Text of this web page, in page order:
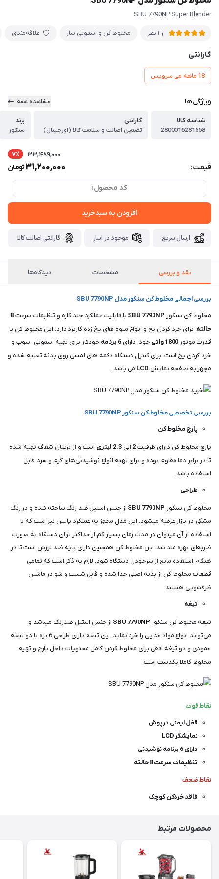
SBU 7790NP Super Blender
از 1 نظر مخلوط کن و اسموتی ساز علاقه‌مندی
گارانتی
18 ماهه می سرویس
ویژگی‌ها مشاهده همه
شناسه کالا
2800016281558
گارانتی
تضمین اصالت و سلامت کالا (اورجینال)
برند
سنکور
قیمت:
33,489,000 7٪
31,200,000تومان
کد محصول:
افزودن به سبدخرید
ارسال سریع موجود در انبار گارانتی اصالت کالا
نقد و بررسی مشخصات دیدگاه‌ها
بررسی اجمالی مخلوط کن سنکور مدل SBU 7790NP
مخلوط کن سنکور
SBU 7790NP با قابلیت عملکرد چند کاره و تنظیمات سرعت8
حالته، برای خرد کردن یخ و انواع میوه های یخ زده کاربرد دارد. این مخلوط کن با
قدرت موتور 1800واتی خود، دارای 6 برنامه خودکار برای تهیه اسموتی، سوپ و
خرد کردن یخ است. برای کنترل دستگاه دکمه های لمسی روی بدنه تعبیه شده و
مجهز به صفحه نمایش LCD می باشد.
بررسی تخصصی مخلوط کن سنکور SBU 7790NP
پارچ مخلوط کن
پارچ مخلوط کن دارای ظرفیت2 الی 2.3 لیتری است و از تریتان شفاف تهیه شده
تا در برابر دما مقاوم بوده و برای تهیه انواع نوشیدنی‌های گرم و سرد قابل
استفاده باشد.
طراحی
مخلوط کن سنکور SBU 7790NP
از جنس استیل ضد زنگ ساخته شده و در رنگ
مشکی در بازار عرضه میشود. این مدل مجهز به عملکرد پالس نیز است که با
استفاده از آن میتوان در مدت زمان بسیار کم از حداکثر توان دستگاه به صورت
ضربه‌ای بهره مند شد. این مخلوط کن همچنین دارای پایه ضد لرزش است تا در
هنگام استفاده مانع از سرخودن دستگاه شود. لازم به ذکر است که تمامی
قطعات مخلوط کن از بدنه اصلی جدا شده و قابل شست و شو در ماشین
ظرفشویی هستند.
تیغه
تیغه مخلوط کن سنکور SBU 7790NP
از جنس استیل ضدزنگ میباشد و
می‌تواند انواع مواد غذایی را خرد نماید. این تیغه دارای طراحی 6 پره با دو تیغه
عمودی و دو تیغه افقی برای مخلوط کردن کامل محتویات داخل پارچ و تهیه
مخلوط کاملا یکدست است.
نقاط قوت
قفل ایمنی درپوش
نمایشگر LCD
دارای 6 برنامه نوشیدنی
تنظیمات سرعت 8 حالته
نقاط ضعف
فاقد خردکن کوچک
محصولات مرتبط